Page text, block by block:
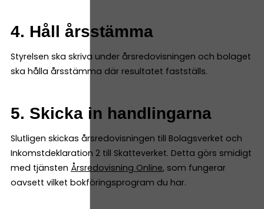
4. Håll årsstämma
Styrelsen ska skriva under årsredovisningen och bolaget
ska hålla årsstämma där resultatet fastställs.
5. Skicka in handlingarna
Slutligen skickas årsredovisningen till Bolagsverket och
Inkomstdeklaration 2 till Skatteverket. Detta görs smidigt
med tjänsten Årsredovisning Online, som fungerar
oavsett vilket bokföringsprogram du har.